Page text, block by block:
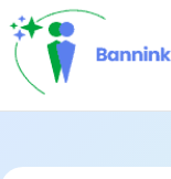
naar
de
inhoud